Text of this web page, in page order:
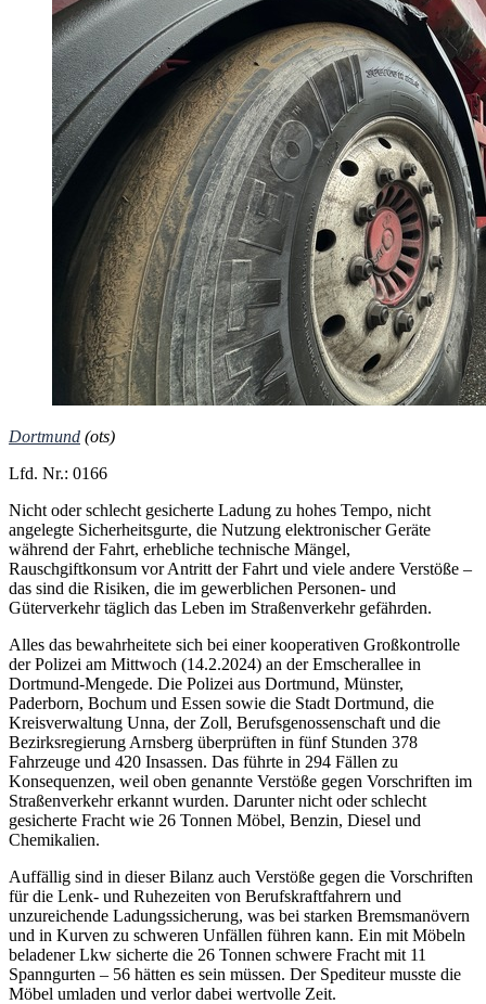
Dortmund (ots)
Lfd. Nr.: 0166
Nicht oder schlecht gesicherte Ladung zu hohes Tempo, nicht
angelegte Sicherheitsgurte, die Nutzung elektronischer Geräte
während der Fahrt, erhebliche technische Mängel,
Rauschgiftkonsum vor Antritt der Fahrt und viele andere Verstöße –
das sind die Risiken, die im gewerblichen Personen- und
Güterverkehr täglich das Leben im Straßenverkehr gefährden.
Alles das bewahrheitete sich bei einer kooperativen Großkontrolle
der Polizei am Mittwoch (14.2.2024) an der Emscherallee in
Dortmund-Mengede. Die Polizei aus Dortmund, Münster,
Paderborn, Bochum und Essen sowie die Stadt Dortmund, die
Kreisverwaltung Unna, der Zoll, Berufsgenossenschaft und die
Bezirksregierung Arnsberg überprüften in fünf Stunden 378
Fahrzeuge und 420 Insassen. Das führte in 294 Fällen zu
Konsequenzen, weil oben genannte Verstöße gegen Vorschriften im
Straßenverkehr erkannt wurden. Darunter nicht oder schlecht
gesicherte Fracht wie 26 Tonnen Möbel, Benzin, Diesel und
Chemikalien.
Auffällig sind in dieser Bilanz auch Verstöße gegen die Vorschriften
für die Lenk- und Ruhezeiten von Berufskraftfahrern und
unzureichende Ladungssicherung, was bei starken Bremsmanövern
und in Kurven zu schweren Unfällen führen kann. Ein mit Möbeln
beladener Lkw sicherte die 26 Tonnen schwere Fracht mit 11
Spanngurten – 56 hätten es sein müssen. Der Spediteur musste die
Möbel umladen und verlor dabei wertvolle Zeit.